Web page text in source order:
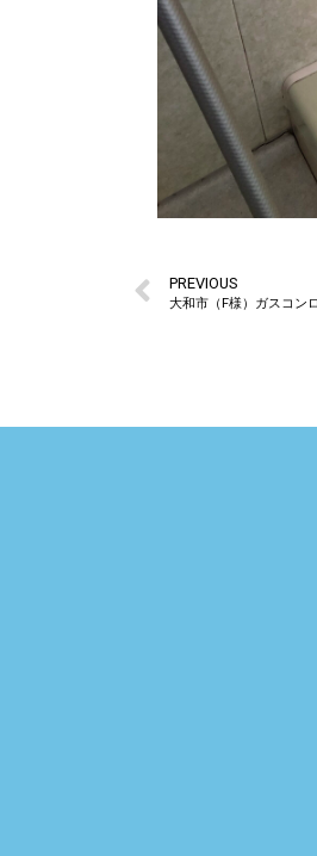
PREVIOUS
大和市（F様）ガスコン